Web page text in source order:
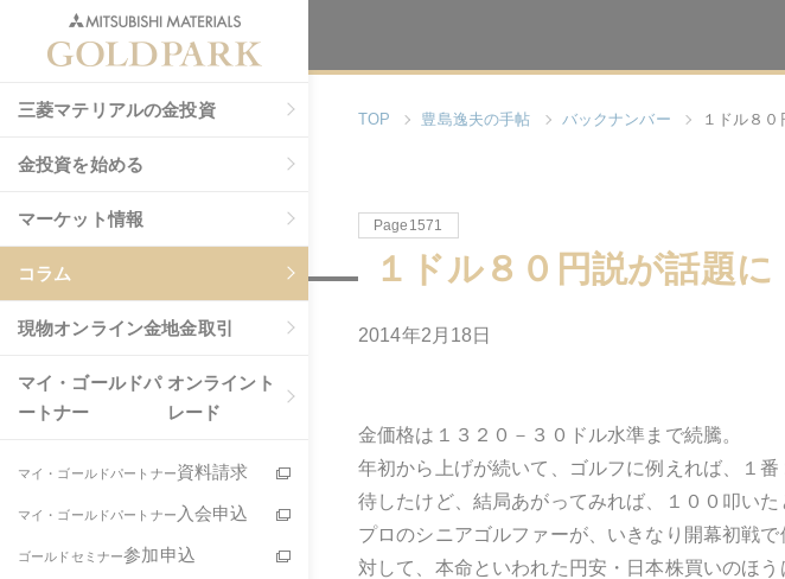
三菱マテリアルの金投資
金投資を始める
マーケット情報
コラム
現物オンライン金地金取引
マイ・ゴールドパ
ートナー
オンライント
レード
マイ・ゴールドパートナー資料請求
マイ・ゴールドパートナー 入会申込
ゴールドセミナー参加申込
TOP 豊島逸夫の手帖 バックナンバー １ドル８
Page1571
１ドル８０円説が話題に
2014年2月18日
金価格は１３２０－３０ドル水準まで続騰。
年初から上げが続いて、ゴルフに例えれば、１
待したけど、結局あがってみれば、１００叩いた
プロのシニアゴルファーが、いきなり開幕初戦で
対して、本命といわれた円安・日本株買いのほ